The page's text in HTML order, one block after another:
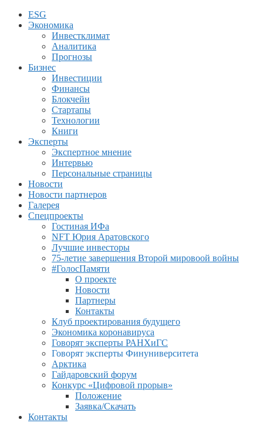
ESG
Экономика
Инвестклимат
Аналитика
Прогнозы
Бизнес
Инвестиции
Финансы
Блокчейн
Стартапы
Технологии
Книги
Эксперты
Экспертное мнение
Интервью
Персональные страницы
Новости
Новости партнеров
Галерея
Спецпроекты
Гостиная ИФа
NFT Юрия Аратовского
Лучшие инвесторы
75-летие завершения Второй мировоой войны
#ГолосПамяти
О проекте
Новости
Партнеры
Контакты
Клуб проектирования будущего
Экономика коронавируса
Говорят эксперты РАНХиГС
Говорят эксперты Финуниверситета
Арктика
Гайдаровский форум
Конкурс «Цифровой прорыв»
Положение
Заявка/Скачать
Контакты